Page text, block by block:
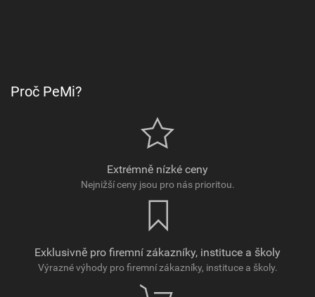
Proč PeMi?
Extrémně nízké ceny
Nejnižší ceny jsou pro nás prioritou.
Exklusivně pro firemní zákazníky, instituce a školy
Výrazné výhody pro firemní zákazníky, instituce a školy.